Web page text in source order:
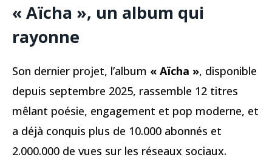
« Aïcha », un album qui
rayonne
Son dernier projet, l’album « Aïcha », disponible
depuis septembre 2025, rassemble 12 titres
mêlant poésie, engagement et pop moderne, et
a déjà conquis plus de 10.000 abonnés et
2.000.000 de vues sur les réseaux sociaux.